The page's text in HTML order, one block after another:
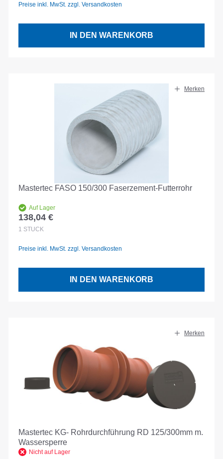
Preise inkl. MwSt. zzgl. Versandkosten
IN DEN WARENKORB
Merken
Mastertec FASO 150/300 Faserzement-Futterrohr
Auf Lager
Regulärer Preis:
138,04 €
1 STÜCK
Preise inkl. MwSt. zzgl. Versandkosten
IN DEN WARENKORB
Merken
Mastertec KG- Rohrdurchführung RD 125/300mm m.
Wassersperre
Nicht auf Lager